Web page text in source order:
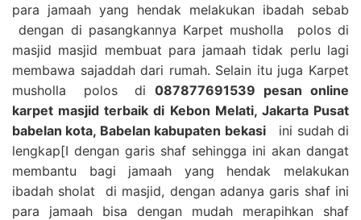
para jamaah yang hendak melakukan ibadah sebab
dengan di pasangkannya Karpet musholla polos di
masjid masjid membuat para jamaah tidak perlu lagi
membawa sajaddah dari rumah. Selain itu juga Karpet
musholla polos di087877691539 pesan online
karpet masjid terbaik di Kebon Melati, Jakarta Pusat
babelan kota, Babelan kabupaten bekasiini sudah di
lengkap[I dengan garis shaf sehingga ini akan dangat
membantu bagi jamaah yang hendak melakukan
ibadah sholat di masjid, dengan adanya garis shaf ini
para jamaah bisa dengan mudah merapihkan shaf